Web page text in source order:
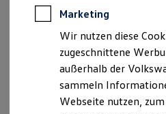
Elektroautos
ID. Tutorials
Reichweite
Reichweite der
Reichweite im
Laden
info.bad-
Montag-
Samstag
Sonntag
Marketing
Wir nutzen diese
zugeschnittene
außerhalb der
sammeln
Webseite nutzen,